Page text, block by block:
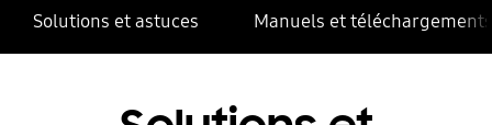
Solutions et astuces Manuels et téléchargements